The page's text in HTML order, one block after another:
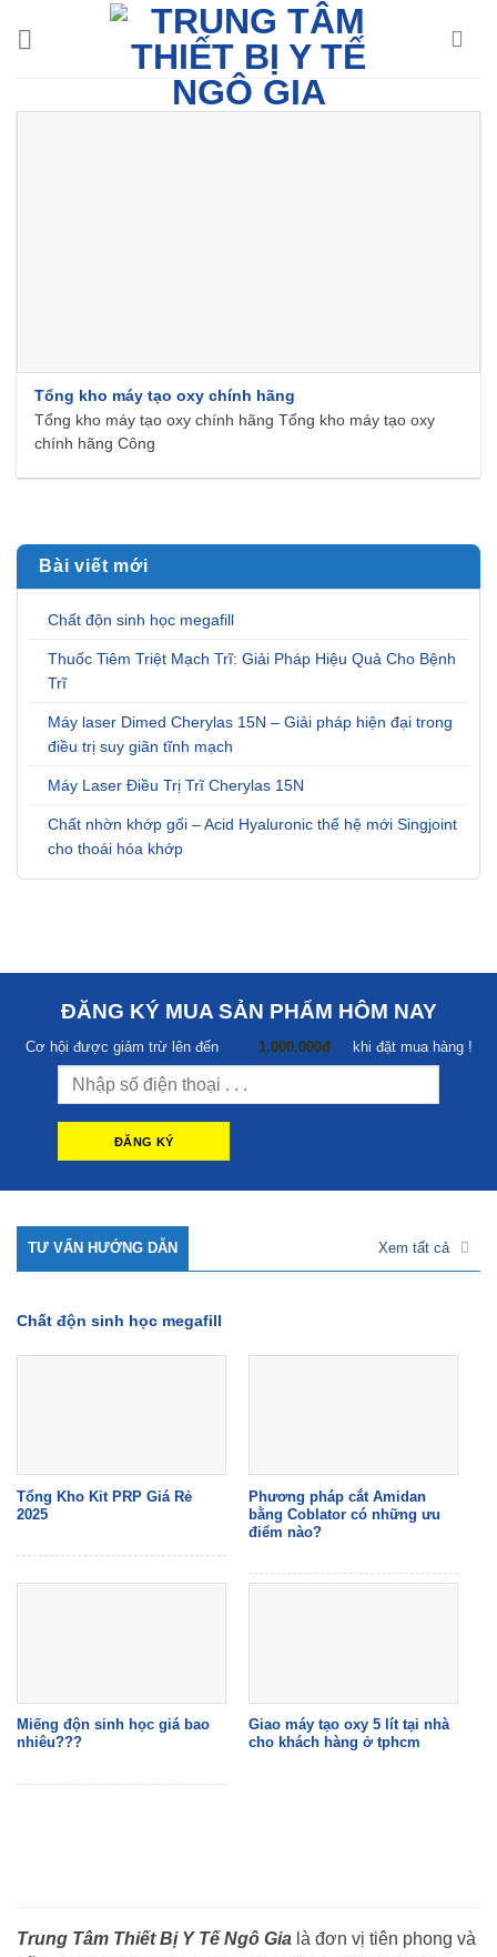
Bài viết mới
Chất độn sinh học megafill
Thuốc Tiêm Triệt Mạch Trĩ: Giải Pháp Hiệu Quả Cho Bệnh
Trĩ
Máy laser Dimed Cherylas 15N – Giải pháp hiện đại trong
điều trị suy giãn tĩnh mạch
Máy Laser Điều Trị Trĩ Cherylas 15N
Chất nhờn khớp gối – Acid Hyaluronic thế hệ mới Singjoint
cho thoái hóa khớp
Tổng kho máy tạo oxy chính hãng
Tổng kho máy tạo oxy chính hãng Tổng kho máy tạo oxy
chính hãng Công
ĐĂNG KÝ MUA SẢN PHẨM HÔM NAY
Cơ hội được giảm trừ lên đến 1.000.000đ khi đặt mua hàng !
TƯ VẤN HƯỚNG DẪN Xem tất cả
Chất độn sinh học megafill
Tổng Kho Kit PRP Giá Rẻ
2025
Phương pháp cắt Amidan
bằng Coblator có những ưu
điểm nào?
Miếng độn sinh học giá bao
nhiêu???
Giao máy tạo oxy 5 lít tại nhà
cho khách hàng ở tphcm
Trung Tâm Thiết Bị Y Tế Ngô Gia là đơn vị tiên phong và